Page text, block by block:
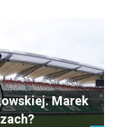
Marek